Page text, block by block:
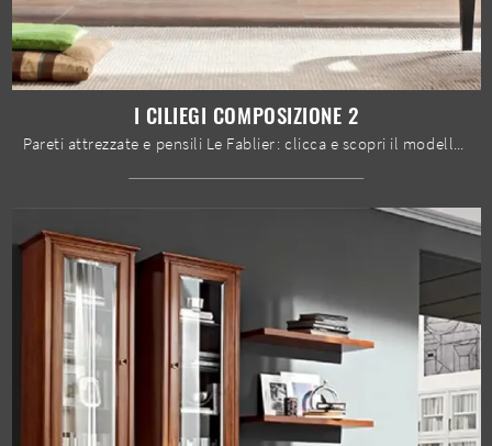
I CILIEGI COMPOSIZIONE 2
Pareti attrezzate e pensili Le Fablier: clicca e scopri il modello I Ciliegi composizione 2 e potrai impreziosire stanze classiche di ogni tipo.